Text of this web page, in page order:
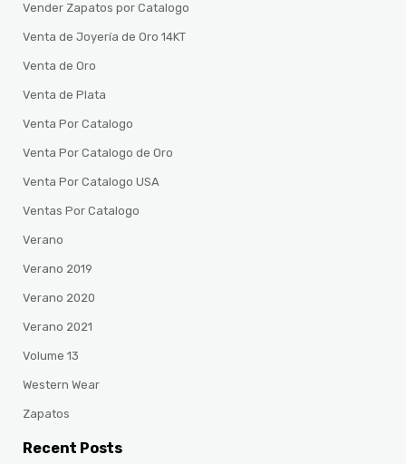
Vender Zapatos por Catalogo
Venta de Joyería de Oro 14KT
Venta de Oro
Venta de Plata
Venta Por Catalogo
Venta Por Catalogo de Oro
Venta Por Catalogo USA
Ventas Por Catalogo
Verano
Verano 2019
Verano 2020
Verano 2021
Volume 13
Western Wear
Zapatos
Recent Posts